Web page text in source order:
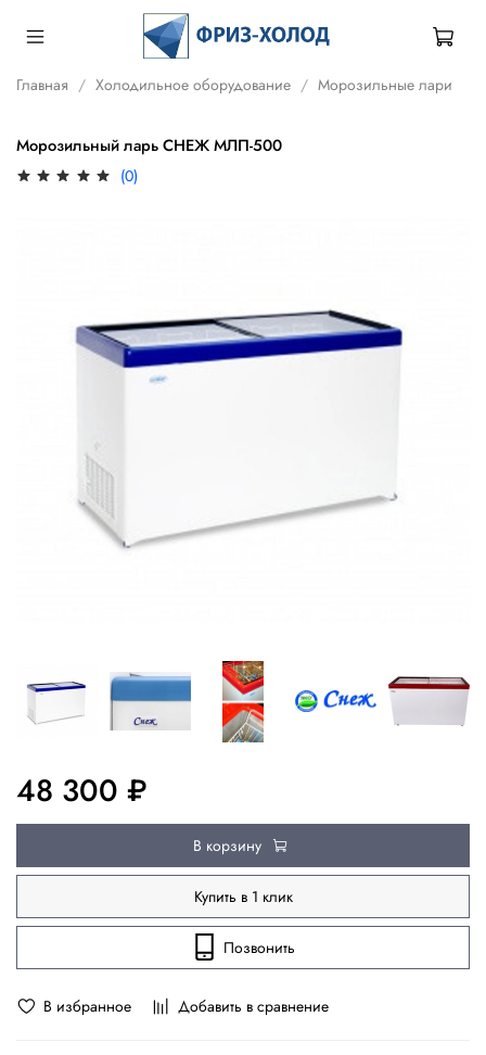
Главная Холодильное оборудование Морозильные лари
Морозильный ларь СНЕЖ МЛП-500
(0)
В избранное Добавить в сравнение
48 300 ₽
В корзину
Купить в 1 клик
Позвонить